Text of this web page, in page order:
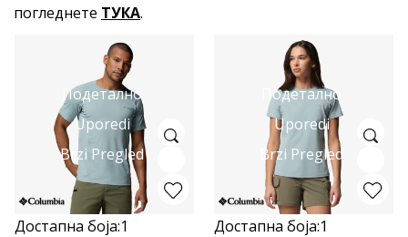
погледнете ТУКА.
Подетално
Uporedi
Brzi Pregled
Достапна боја:1
Подетално
Uporedi
Brzi Pregled
Достапна боја:1